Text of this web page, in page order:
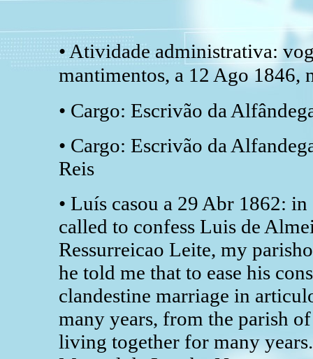
• Atividade administrativa:
mantimentos, a 12 Ago 1846,
• Cargo: Escrivão da
• Cargo: Escrivão da
Reis
• Luís casou a 29 Abr 1862:
called to confess Luis de
Ressurreicao Leite, my
he told me that to ease his
clandestine marriage in
many years, from the parish
living together for many